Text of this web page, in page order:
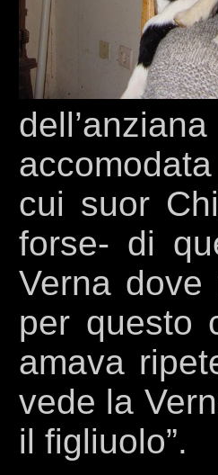
cui suor
forse- di
Verna
per questo
amava
vede la
il figliuolo”.